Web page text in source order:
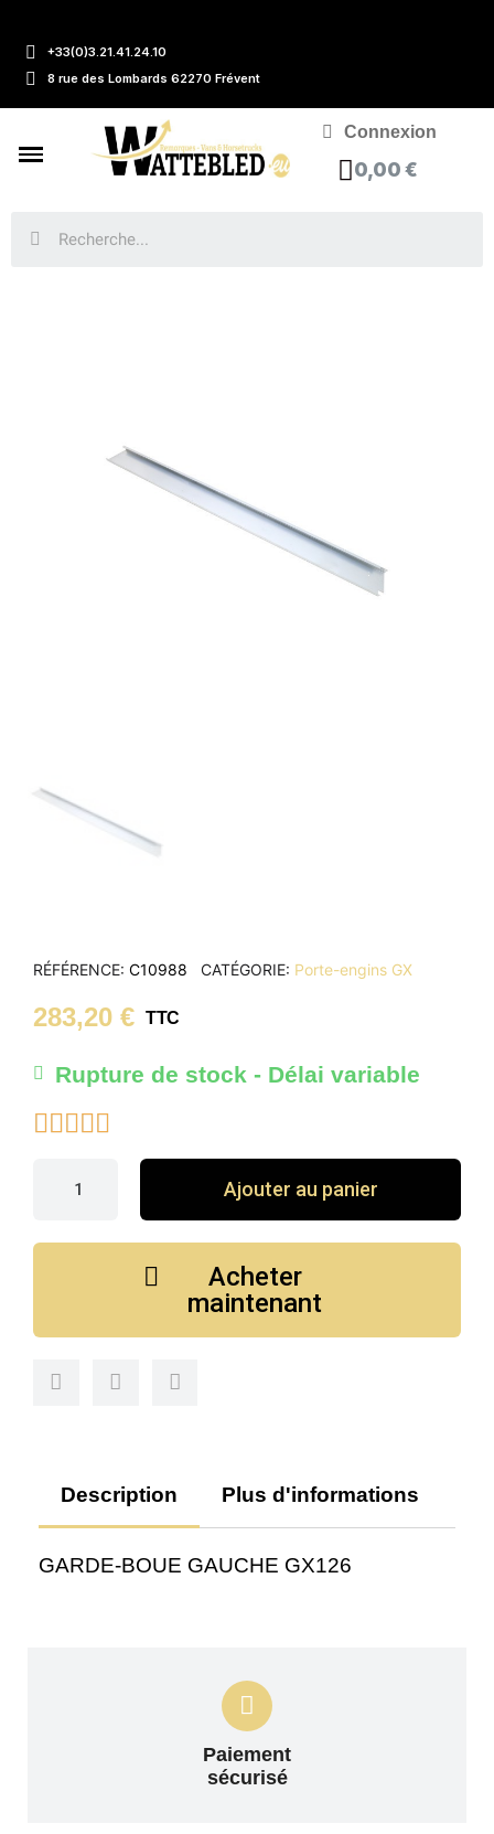
+33(0)3.21.41.24.10
8 rue des Lombards 62270 Frévent
Connexion
0,00 €
RÉFÉRENCE C10988 CATÉGORIE Porte-engins GX
283,20 € TTC
Rupture de stock - Délai variable

Ajouter au panier
Acheter
maintenant
Description Plus d'informations
GARDE-BOUE GAUCHE GX126
Paiement
sécurisé